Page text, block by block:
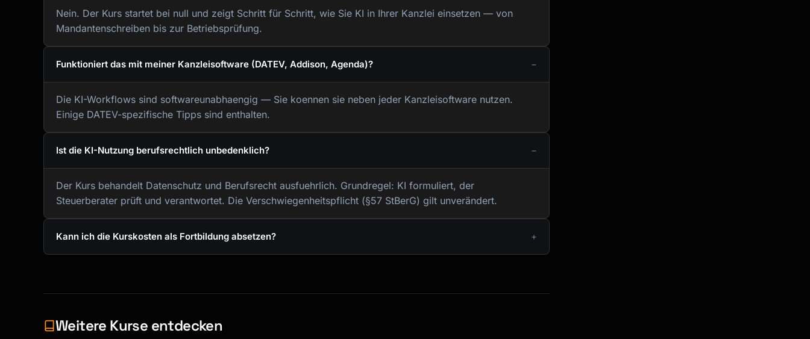
Nein. Der Kurs startet bei null und zeigt Schritt für Schritt, wie Sie KI in Ihrer Kanzlei einsetzen — von
Mandantenschreiben bis zur Betriebsprüfung.
Funktioniert das mit meiner Kanzleisoftware (DATEV, Addison, Agenda)?
Die KI-Workflows sind softwareunabhaengig — Sie koennen sie neben jeder Kanzleisoftware nutzen.
Einige DATEV-spezifische Tipps sind enthalten.
Ist die KI-Nutzung berufsrechtlich unbedenklich?
Der Kurs behandelt Datenschutz und Berufsrecht ausfuehrlich. Grundregel: KI formuliert, der
Steuerberater prüft und verantwortet. Die Verschwiegenheitspflicht (§57 StBerG) gilt unverändert.
Kann ich die Kurskosten als Fortbildung absetzen?
Weitere Kurse entdecken